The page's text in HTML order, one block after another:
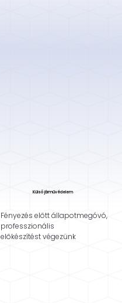
Külső járművédelem
Fényezés előtt állapotmegóvó,
professzionális
előkészítést végezünk